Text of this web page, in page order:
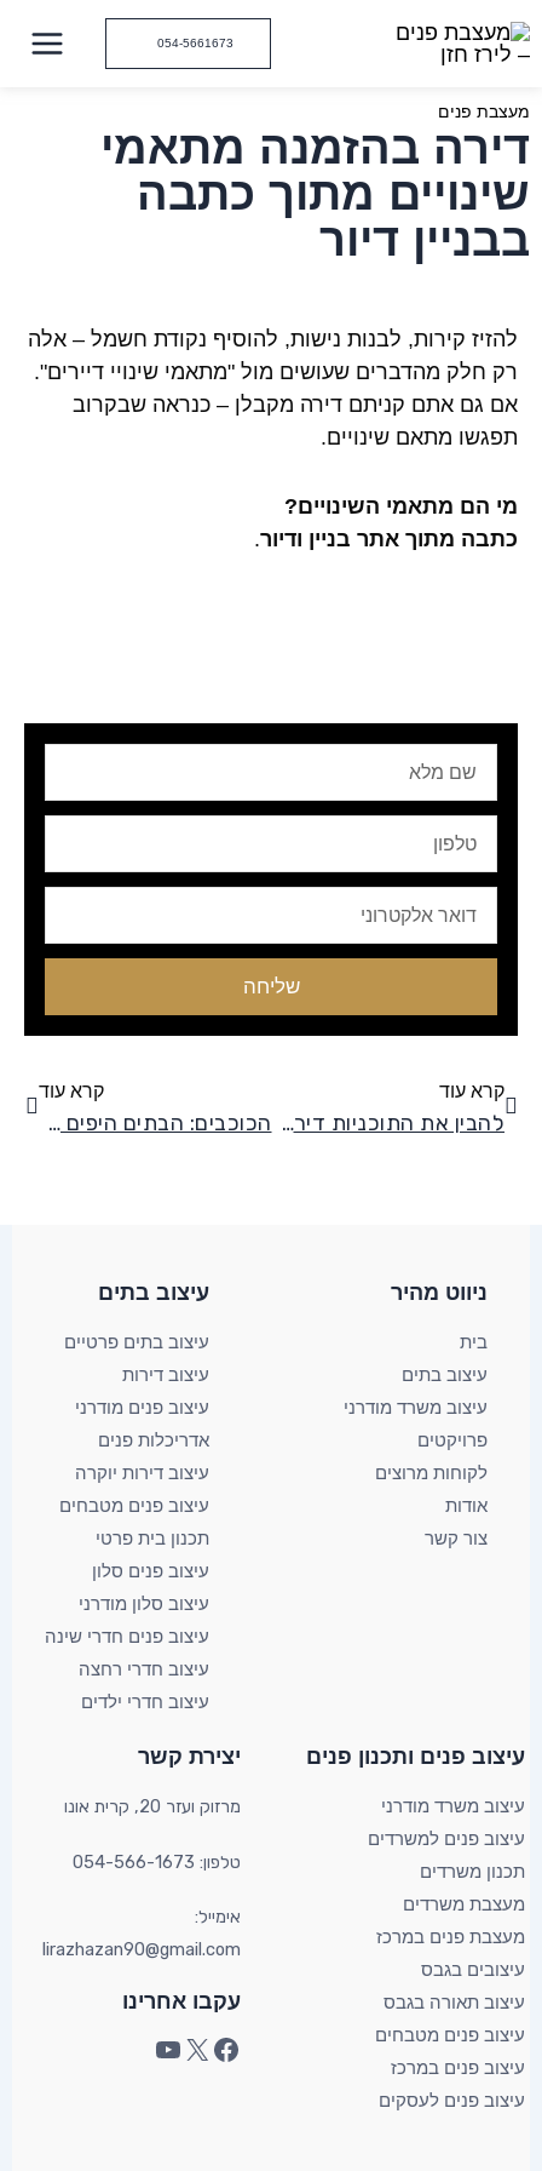
לתוכן
054-5661673
מעצבת פנים
דירה בהזמנה מתאמי
שינויים מתוך כתבה
בבניין דיור
להזיז קירות, לבנות נישות, להוסיף נקודת חשמל – אלה
רק חלק מהדברים שעושים מול "מתאמי שינויי דיירים".
אם גם אתם קניתם דירה מקבלן – כנראה שבקרוב
תפגשו מתאם שינויים.
מי הם מתאמי השינויים?
כתבה מתוך אתר בניין ודיור.
טלפון
שליחה
קרא עוד
להבין את התוכניות דירה באמצעות הדמיה ממוחשבת – כתבה מתוך בניין ודיור
קרא עוד
הכוכבים: הבתים היפים של השבוע כתבה מתוך אתר בניין ודיור
ניווט מהיר
בית
עיצוב בתים
עיצוב משרד מודרני
פרויקטים
לקוחות מרוצים
אודות
צור קשר
עיצוב בתים​
עיצוב בתים פרטיים
עיצוב דירות
עיצוב פנים מודרני
אדריכלות פנים
עיצוב דירות יוקרה
עיצוב פנים מטבחים
תכנון בית פרטי
עיצוב פנים סלון
עיצוב סלון מודרני
עיצוב פנים חדרי שינה
עיצוב חדרי רחצה
עיצוב חדרי ילדים
עיצוב פנים ותכנון פנים​
עיצוב משרד מודרני
עיצוב פנים למשרדים
תכנון משרדים
מעצבת משרדים
מעצבת פנים במרכז
עיצובים בגבס
עיצוב תאורה בגבס
עיצוב פנים מטבחים
עיצוב פנים במרכז
עיצוב פנים לעסקים
יצירת קשר​
מרזוק ועזר 20, קרית אונו​
טלפון: 054-566-1673
אימייל:
lirazhazan90@gmail.com
עקבו אחרינו
Facebook
X
YouTube